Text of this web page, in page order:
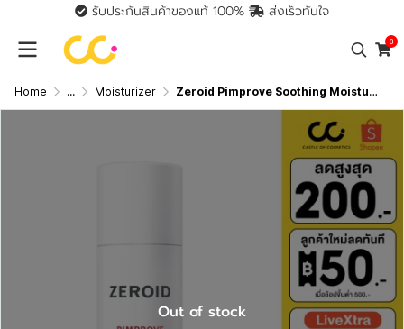
รับประกันสินค้าของแท้ 100% ส่งเร็วทันใจ
0
Home ... Moisturizer Zeroid Pimprove Soothing Moisturizer (95ml) ซีรอย มอยส์เจอร์ไรเซอร์ เพื่อคนผิวมันขาดน้ำ บูสผิว x2
Out of stock